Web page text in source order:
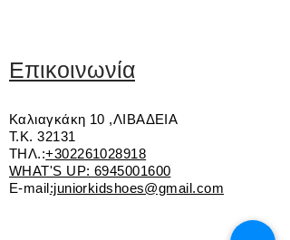
Κούμπωμα με εγράφα
Αντιολισθητική σόλα
Επικοινωνία
Καλιαγκάκη 10 ,ΛΙΒΑΔΕΙΑ
Τ.Κ. 32131
ΤΗΛ.:+302261028918
WHAT'S UP: 6945001600
E-mail:juniorkidshoes@gmail.com